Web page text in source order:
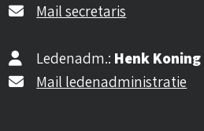
Mail secretaris
Ledenadm.: Henk Koning
Mail ledenadministratie